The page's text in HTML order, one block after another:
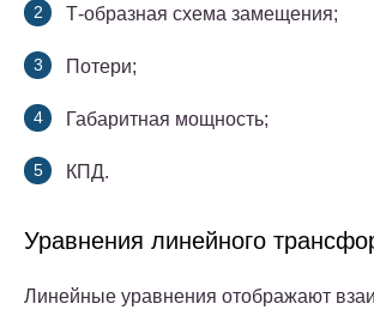
Т-образная схема замещения;
Потери;
Габаритная мощность;
КПД.
Уравнения линейного
Линейные уравнения отображают